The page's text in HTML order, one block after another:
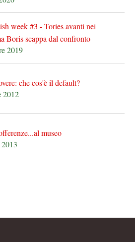
week #3 - Tories avanti nei
Boris scappa dal confronto
2019
che cos'è il default?
2012
museo